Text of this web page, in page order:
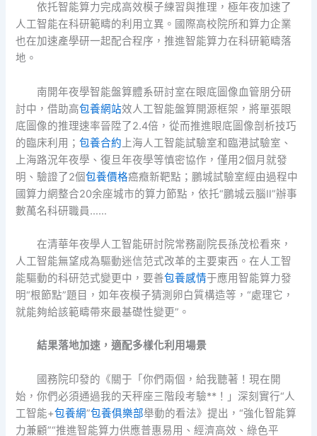
依托智能算力完成高效模子練習與推理，極年夜加速了
人工智能在科研範疇的利用立異。國際高校院所和算力企業
也在加速產學研一起配合程序，推進智能算力在科研範疇落
地。
南開年夜學智能盤算體系研討室在眼底圖像血管朋分研
討中，借助高包養網站效人工智能盤算開源框架，將單張眼
底圖像的推理速率晉陞了2.4倍，從而推進眼底圖像剖析技巧
的臨床利用；包養合約 上海人工智能試驗室和臨港試驗室、
上海路況年夜學、復旦年夜學等慎密協作，僅用2個月就發
明、驗證了2個包養價格癌癥新靶點；鵬城試驗室經由過程中
國算力網整合20余座城市的算力節點，依托“鵬城云腦Ⅱ”辦事
數萬名科研職員……
在清華年夜學人工智能研討院常務副院長孫茂松看來，
人工智能無望成為驅動迷信范式改革的主要東西。在人工智
能驅動的科研范式變更中，要善包養感情于應用智能算力發
明“根節點”題目，如年夜模子猜測卵白質構造等，“處理它，
就能夠給該範疇帶來最基礎性變更”。
結果落地加速，適配多樣化利用場景
國務院印發的《關于「你們兩個，給我聽著！現在開
始，你們必須通過我的天秤座三階段考驗**！」深刻實行“人
工智能+包養網”包養俱樂部舉動的看法》提出，“強化智能算
力兼顧”“推進智能算力供應普惠易用、經濟高效、綠色平